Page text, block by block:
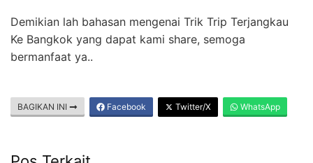
Demikian lah bahasan mengenai Trik Trip Terjangkau
Ke Bangkok yang dapat kami share, semoga
bermanfaat ya..
BAGIKAN INI Facebook Twitter/X WhatsApp